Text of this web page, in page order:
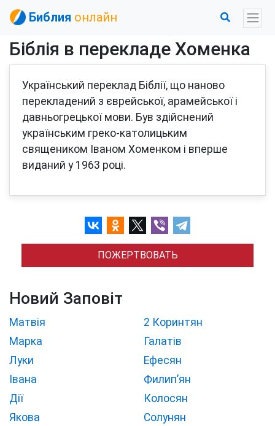
Библия онлайн
Біблія в перекладе Хоменка
Український переклад Біблії, що наново
перекладений з єврейської, арамейської і
давньогрецької мови. Був здійснений
українським греко-католицьким
священиком Іваном Хоменком і вперше
виданий у 1963 році.
ПОЖЕРТВОВАТЬ
Новий Заповіт
Матвія
Марка
Луки
Івана
Дії
Якова
2 Коринтян
Галатів
Ефесян
Филип’ян
Колосян
Солунян